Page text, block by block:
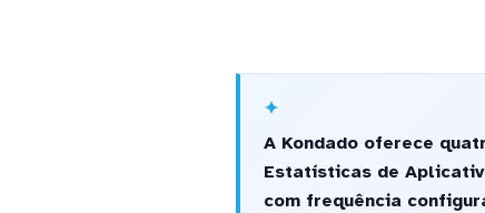
A Kondado oferece
Estatísticas de
com frequência